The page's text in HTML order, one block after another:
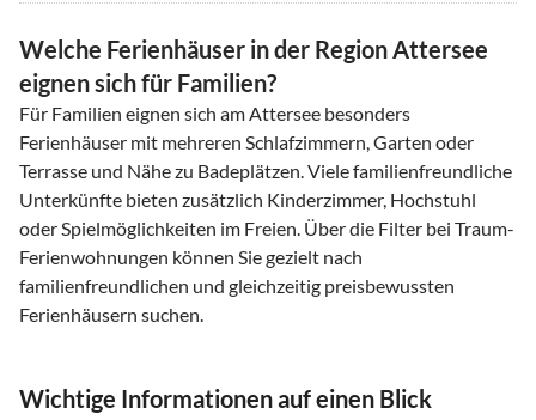
Welche Ferienhäuser in der Region Attersee
eignen sich für Familien?
Für Familien eignen sich am Attersee besonders
Ferienhäuser mit mehreren Schlafzimmern, Garten oder
Terrasse und Nähe zu Badeplätzen. Viele familienfreundliche
Unterkünfte bieten zusätzlich Kinderzimmer, Hochstuhl
oder Spielmöglichkeiten im Freien. Über die Filter bei Traum-
Ferienwohnungen können Sie gezielt nach
familienfreundlichen und gleichzeitig preisbewussten
Ferienhäusern suchen.
Wichtige Informationen auf einen Blick